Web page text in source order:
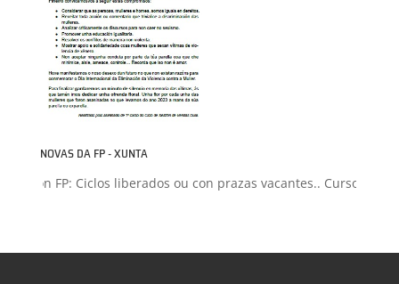
NOVAS DA FP - XUNTA
FP: Ciclos liberados ou con prazas vacantes.. Curso 2026-